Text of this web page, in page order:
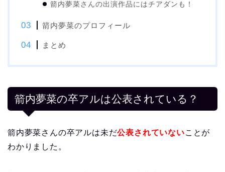
箭内夢菜さんの出演作品にはチアダンも！
箭内夢菜のプロフィール
まとめ
箭内夢菜の卒アルは公表されている？
箭内夢菜さんの卒アルは未だ公表されていないことが
わかりました。